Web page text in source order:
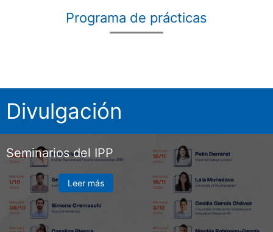
Programa de prácticas
Divulgación
Seminarios del IPP
Leer más